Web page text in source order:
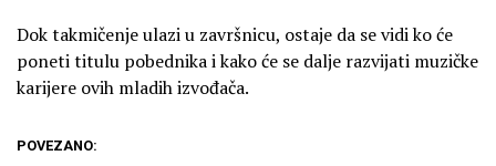
Dok takmičenje ulazi u završnicu, ostaje da se vidi ko će
poneti titulu pobednika i kako će se dalje razvijati muzičke
karijere ovih mladih izvođača.
POVEZANO: